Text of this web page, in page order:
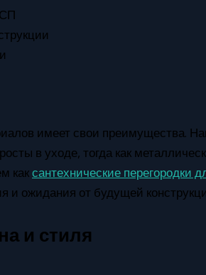
имеет свои преимущества.
в уходе, тогда как
как сантехнические перегородки
и ожидания от будущей
и стиля